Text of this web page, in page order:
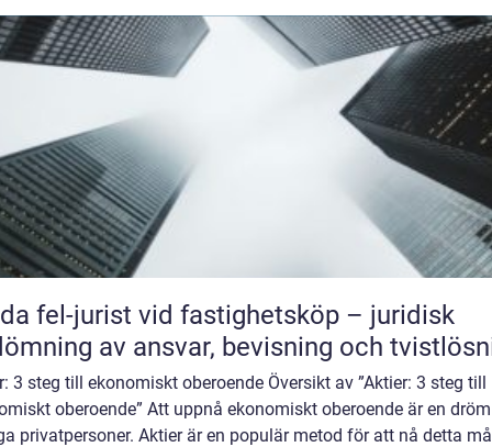
fel-jurist vid fastighetsköp – juridisk
av ansvar, bevisning och
3 steg till ekonomiskt oberoende Översikt av ”Aktier: 3 steg till
oberoende” Att uppnå ekonomiskt oberoende är en
privatpersoner. Aktier är en populär metod för att nå detta